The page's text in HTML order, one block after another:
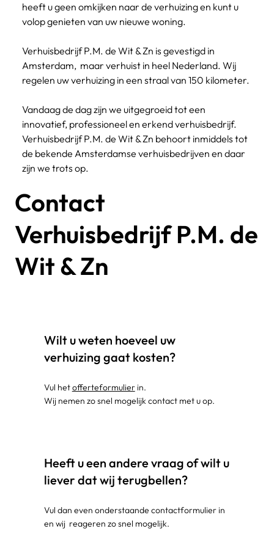
heeft u geen omkijken naar de verhuizing en kunt u
volop genieten van uw nieuwe woning.
Verhuisbedrijf P.M. de Wit & Zn is gevestigd in
Amsterdam,  maar verhuist in heel Nederland. Wij
regelen uw verhuizing in een straal van 150 kilometer.
Vandaag de dag zijn we uitgegroeid tot een
innovatief, professioneel en erkend verhuisbedrijf.
Verhuisbedrijf P.M. de Wit & Zn behoort inmiddels tot
de bekende Amsterdamse verhuisbedrijven en daar
zijn we trots op.
Wilt u weten hoeveel uw
verhuizing gaat kosten?
Vul hetofferteformulierin.
Wij nemen zo snel mogelijk contact met u op.
Heeft u een andere vraag of wilt u
liever dat wij terugbellen?
Vul dan even onderstaande contactformulier in
en wij reageren zo snel mogelijk.
Contact
Verhuisbedrijf P.M. de
Wit & Zn